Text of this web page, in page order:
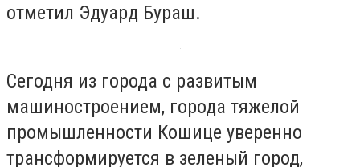
отметил Эдуард Бураш.
Сегодня из города с развитым
машиностроением, города тяжелой
промышленности Кошице уверенно
трансформируется в зеленый город,